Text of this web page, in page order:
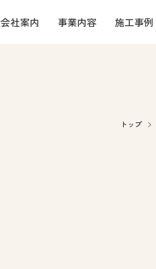
会社案内 事業内容 施工事例
トップ